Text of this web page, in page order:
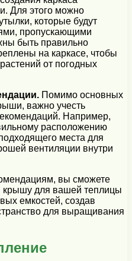
Для этого можно
которые будут
пропускающими
быть правильно
на каркасе, чтобы
от погодных
Помимо основных
важно учесть
Например,
расположению
места для
вентиляции внутри
вы сможете
крышу для вашей теплицы
емкостей, создав
для выращивания